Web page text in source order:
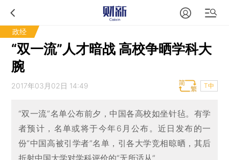
政经
“双一流”人才暗战 高校争晒学科大
腕
2017年03月02日 14:49 T中
“双一流”名单公布前夕，中国各高校如坐针毡。有学
者预计，名单或将于今年6月公布。近日发布的一
份“中国高被引学者”名单，引各大学竞相晾晒，其后